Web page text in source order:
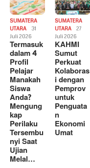
SUMATERA
UTARA
31
Juli 2026
Termasuk
dalam 4
Profil
Pelajar
Manakah
Siswa
Anda?
Mengung
kap
Perilaku
Tersembu
nyi Saat
Ujian
Melal…
SUMATERA
UTARA
27
Juli 2026
KAHMI
Sumut
Perkuat
Kolaboras
i dengan
Pemprov
untuk
Penguata
n
Ekonomi
Umat